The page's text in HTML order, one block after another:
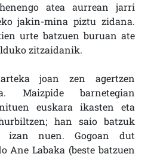
atea aurrean jarri
jakin-mina piztu zidana.
urte batzuen buruan ate
zitzaidanik.
joan zen agertzen
Maizpide barnetegian
euskara ikasten eta
han saio batzuk
izan nuen. Gogoan dut
Ane Labaka (beste batzuen